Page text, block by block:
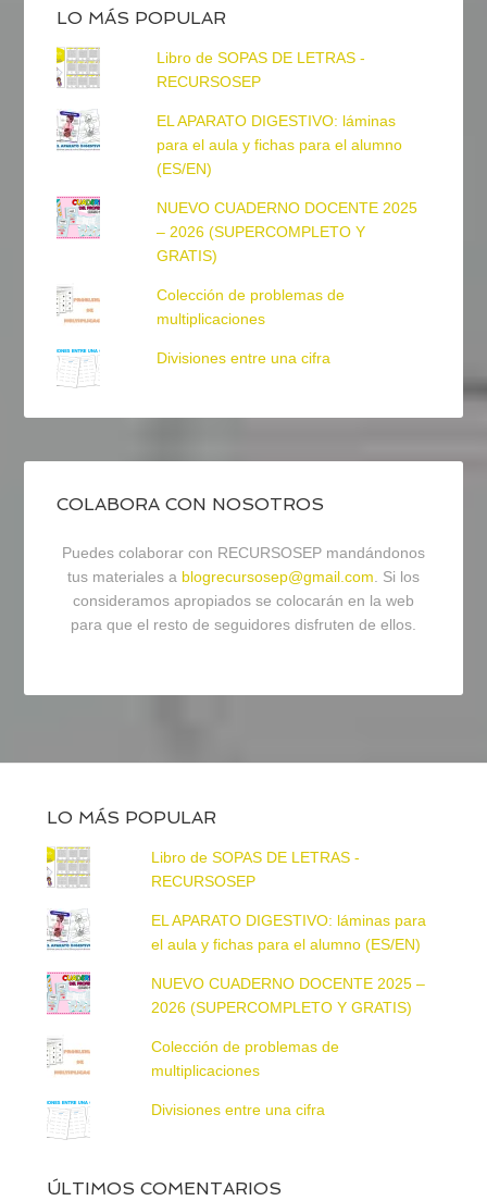
LO MÁS POPULAR
Libro de SOPAS DE LETRAS -
RECURSOSEP
EL APARATO DIGESTIVO: láminas
para el aula y fichas para el alumno
(ES/EN)
NUEVO CUADERNO DOCENTE 2025
– 2026 (SUPERCOMPLETO Y
GRATIS)
Colección de problemas de
multiplicaciones
Divisiones entre una cifra
COLABORA CON NOSOTROS
Puedes colaborar con RECURSOSEP mandándonos
tus materiales a blogrecursosep@gmail.com . Si los
consideramos apropiados se colocarán en la web
para que el resto de seguidores disfruten de ellos.
LO MÁS POPULAR
Libro de SOPAS DE LETRAS -
RECURSOSEP
EL APARATO DIGESTIVO: láminas para
el aula y fichas para el alumno (ES/EN)
NUEVO CUADERNO DOCENTE 2025 –
2026 (SUPERCOMPLETO Y GRATIS)
Colección de problemas de
multiplicaciones
Divisiones entre una cifra
ÚLTIMOS COMENTARIOS